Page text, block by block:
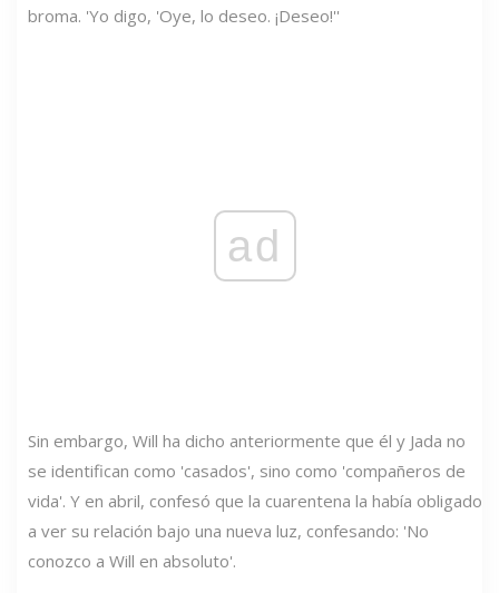
broma. 'Yo digo, 'Oye, lo deseo. ¡Deseo!''
ad
Sin embargo, Will ha dicho anteriormente que él y Jada no
se identifican como 'casados', sino como 'compañeros de
vida'. Y en abril, confesó que la cuarentena la había obligado
a ver su relación bajo una nueva luz, confesando: 'No
conozco a Will en absoluto'.